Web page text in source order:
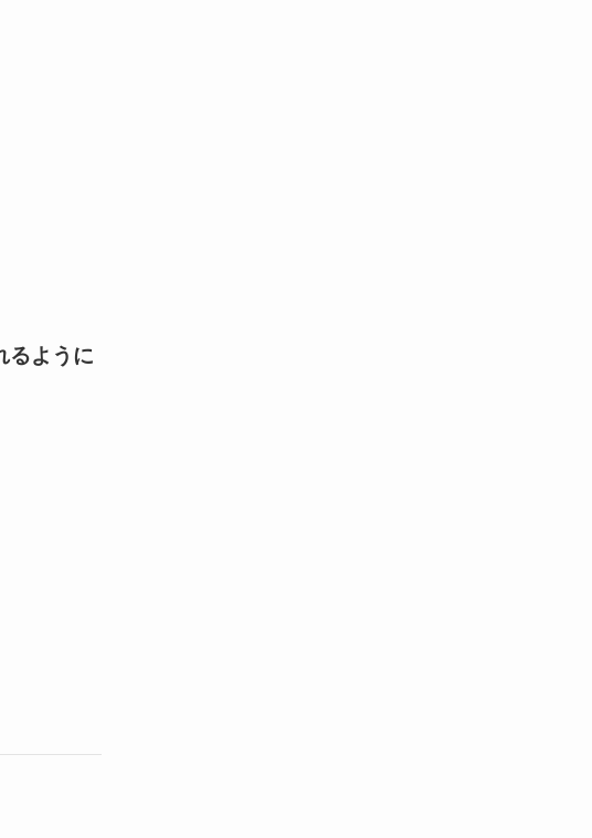
るように